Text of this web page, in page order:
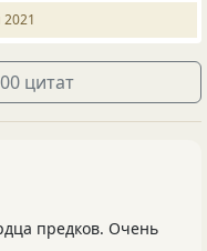
цитат
предков. Очень